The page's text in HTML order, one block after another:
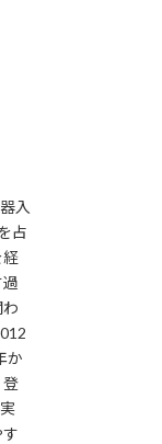
入
占
経
か
登